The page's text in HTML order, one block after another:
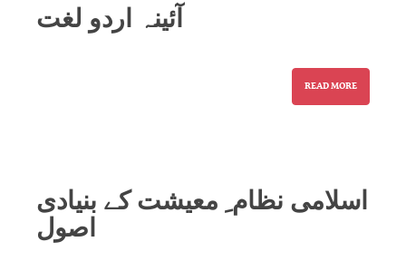
آئینہ اردو لغت
READ MORE
اسلامی نظام ِ معیشت کے بنیادی
اصول